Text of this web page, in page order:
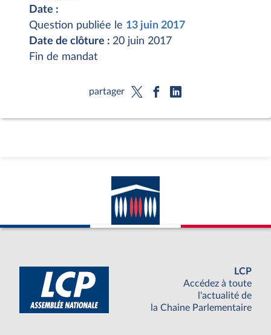
Date :
Question publiée le 13 juin 2017
Date de clôture : 20 juin 2017
Fin de mandat
partager
LCP
Accédez à toute
l'actualité de
la Chaine Parlementaire